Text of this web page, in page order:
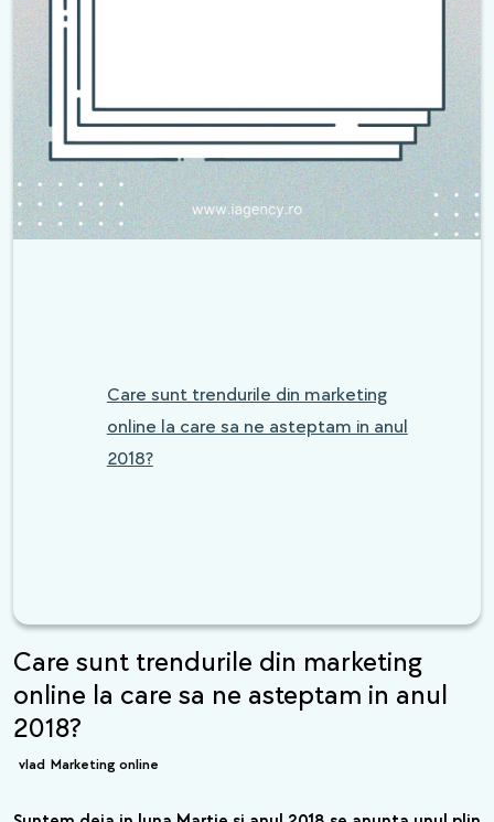
Care sunt trendurile din marketing
online la care sa ne asteptam in anul
2018?
Care sunt trendurile din marketing
online la care sa ne asteptam in anul
2018?
vlad Marketing online